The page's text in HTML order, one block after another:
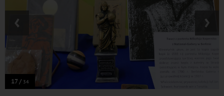
17 / 34
‹ ›